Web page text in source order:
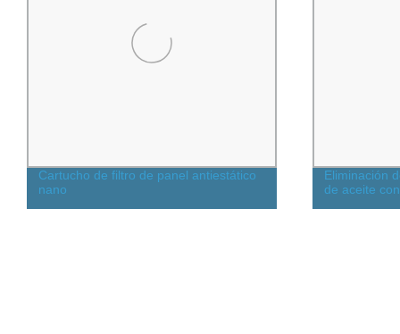
Cartucho de filtro de panel antiestático
nano
Eliminación
de aceite